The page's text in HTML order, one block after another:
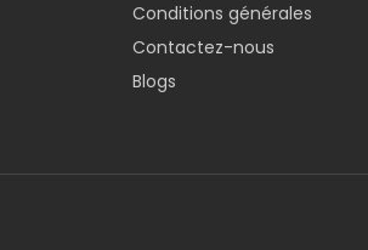
Conditions générales
Contactez-nous
Blogs